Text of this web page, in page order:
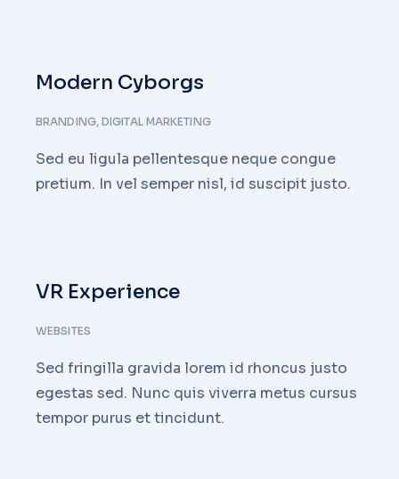
Modern Cyborgs
BRANDING,DIGITAL MARKETING
Sed eu ligula pellentesque neque congue
pretium. In vel semper nisl, id suscipit justo.
VR Experience
WEBSITES
Sed fringilla gravida lorem id rhoncus justo
egestas sed. Nunc quis viverra metus cursus
tempor purus et tincidunt.